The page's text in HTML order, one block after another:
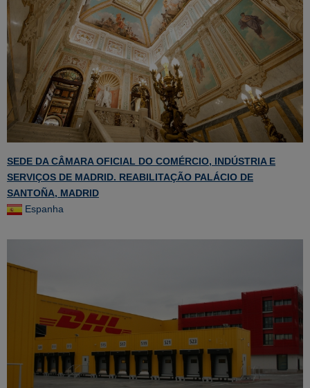
SEDE DA CÂMARA OFICIAL DO COMÉRCIO, INDÚSTRIA E
SERVIÇOS DE MADRID. REABILITAÇÃO PALÁCIO DE
SANTOÑA, MADRID
Espanha